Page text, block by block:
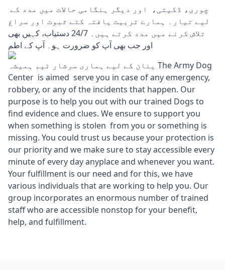
لیے تیار۔ ہمارے تربیت یافتہ کتے ثبوت اور سراغ
تلاش کرنے میں مدد کرتے ہیں۔ 24/7 دستیاب، کہیں بھی
اور جب بھی آپ کو ضرورت ہو۔ آپ کے اطم
ینان کے لیے ہماری سرشار ٹیم ہمیشہ The Army Dog
Center is aimed serve you in case of any emergency,
robbery, or any of the incidents that happen. Our
purpose is to help you out with our trained Dogs to
find evidence and clues. We ensure to support you
when something is stolen from you or something is
missing. You could trust us because your protection is
our priority and we make sure to stay accessible every
minute of every day anyplace and whenever you want.
Your fulfillment is our need and for this, we have
various individuals that are working to help you. Our
group incorporates an enormous number of trained
staff who are accessible nonstop for your benefit,
help, and fulfillment.